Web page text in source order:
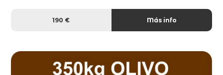
190 € Más info